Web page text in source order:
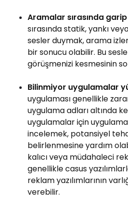
Aramalar sırasında
sırasında statik, yankı
sesler duymak, arama
bir sonucu olabilir. Bu
görüşmenizi kesmesinin
Bilinmiyor uygulamalar
uygulaması genellikle
uygulama adları altında
uygulamalar için
incelemek, potansiyel
belirlenmesine yardım
kalıcı veya müdahaleci
genellikle casus
reklam yazılımlarının
verebilir.